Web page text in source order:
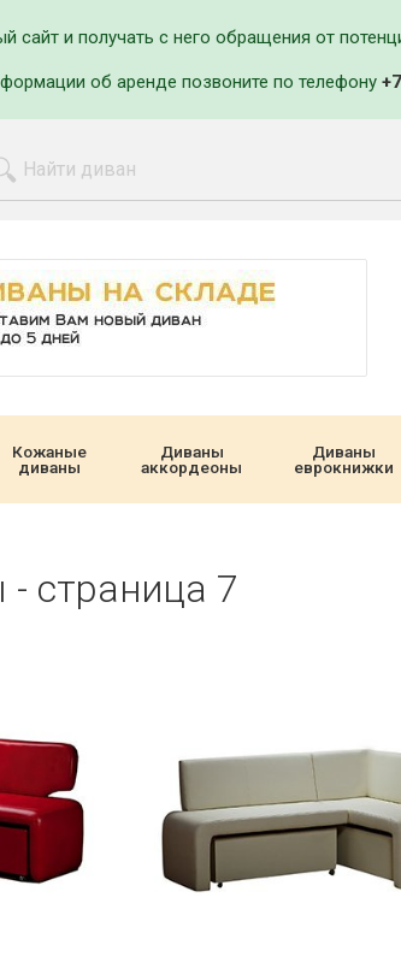
сайт и получать с него обращения от
об аренде позвоните по телефону
Кожаные
диваны
Диваны
аккордеоны
Диваны
еврокнижки
страница 7